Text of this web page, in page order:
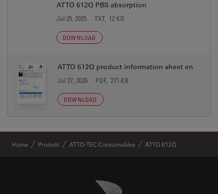
ATTO 612Q PBS absorption
Jul 25, 2025 TXT, 12 KB
DOWNLOAD
ATTO 612Q product information sheet en
Jul 27, 2026 PDF, 271 KB
DOWNLOAD
Home Prodotti ATTO-TEC Consumables ATTO 612Q
Danaher Logo